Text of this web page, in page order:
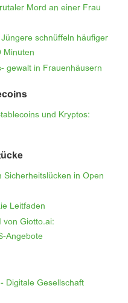
Mord an einer Frau
schnüffeln häufiger
Minuten
gewalt in Frauenhäusern
und Kryptos:
Sicherheitslücken in Open
Leitfaden
von Giotto.ai:
Angebote
Digitale Gesellschaft